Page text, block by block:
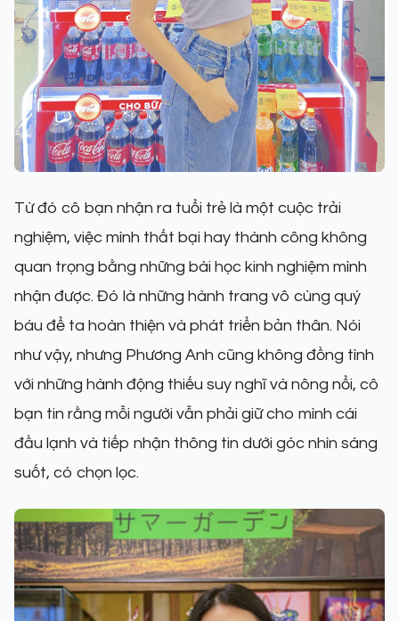
Từ đó cô bạn nhận ra tuổi trẻ là một cuộc trải
nghiệm, việc mình thất bại hay thành công không
quan trọng bằng những bài học kinh nghiệm mình
nhận được. Đó là những hành trang vô cùng quý
báu để ta hoàn thiện và phát triển bản thân. Nói
như vậy, nhưng Phương Anh cũng không đồng tình
với những hành động thiếu suy nghĩ và nông nổi, cô
bạn tin rằng mỗi người vẫn phải giữ cho mình cái
đầu lạnh và tiếp nhận thông tin dưới góc nhìn sáng
suốt, có chọn lọc.